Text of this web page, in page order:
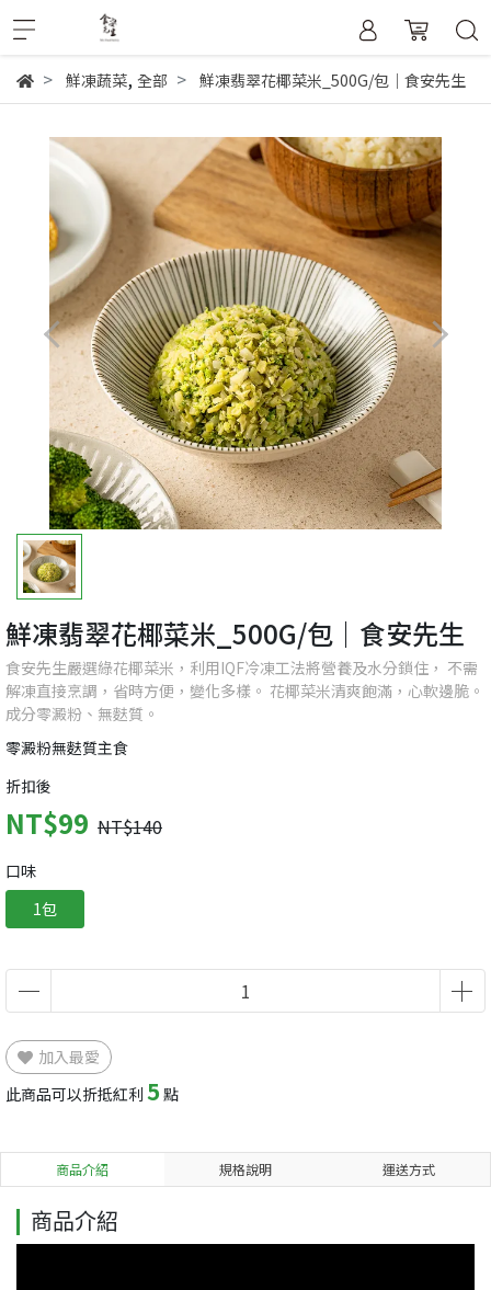
鮮凍蔬菜, 全部 鮮凍翡翠花椰菜米_500G/包｜食安先生
鮮凍翡翠花椰菜米_500G/包｜食安先生
食安先生嚴選綠花椰菜米，利用IQF冷凍工法將營養及水分鎖住， 不需
解凍直接烹調，省時方便，變化多樣。 花椰菜米清爽飽滿，心軟邊脆。
成分零澱粉、無麩質。
零澱粉無麩質主食
折扣後
NT$99 NT$140
口味
1包
加入最愛
此商品可以折抵紅利 5 點
商品介紹 規格說明 運送方式
商品介紹